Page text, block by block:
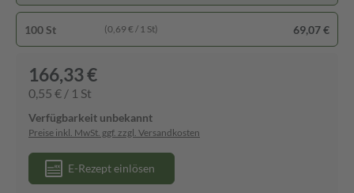
100 St (0,69 € / 1 St) 69,07 €
166,33 €
0,55 € / 1 St
Verfügbarkeit unbekannt
Preise inkl. MwSt. ggf. zzgl. Versandkosten
E-Rezept einlösen